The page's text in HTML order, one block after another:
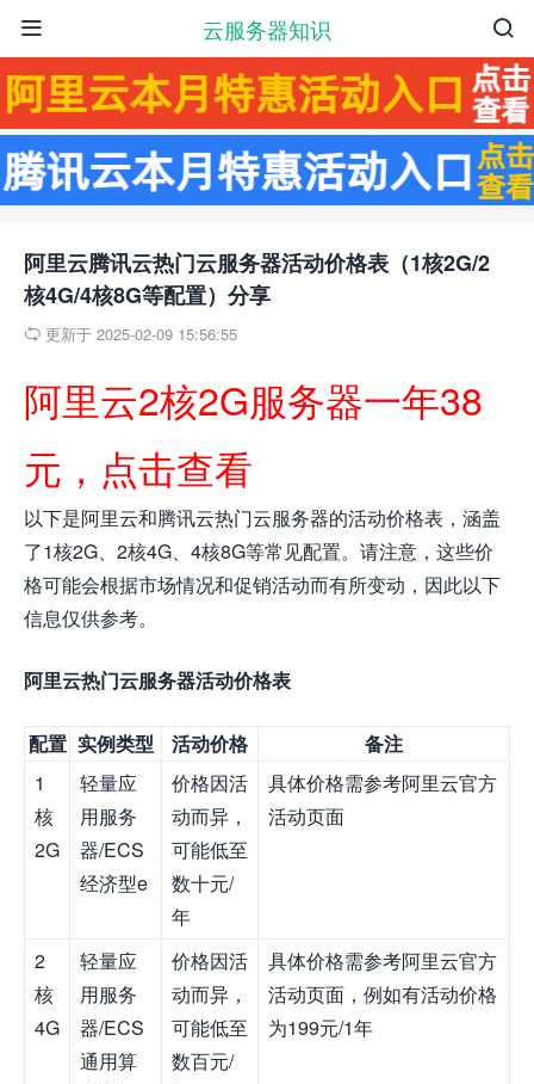
云服务器知识 

阿里云腾讯云热门云服务器活动价格表（1核2G/2
核4G/4核8G等配置）分享
 更新于 2025-02-09 15:56:55
阿里云2核2G服务器一年38
元，点击查看
以下是阿里云和腾讯云热门云服务器的活动价格表，涵盖
了1核2G、2核4G、4核8G等常见配置。请注意，这些价
格可能会根据市场情况和促销活动而有所变动，因此以下
信息仅供参考。
阿里云热门云服务器活动价格表
配置 实例类型 活动价格
备注
1
核
2G
轻量应
用服务
器/ECS
经济型e
价格因活
动而异，
可能低至
数十元/
年
具体价格需参考阿里云官方
活动页面
2
核
4G
轻量应
用服务
器/ECS
通用算
价格因活
动而异，
可能低至
数百元/
具体价格需参考阿里云官方
活动页面，例如有活动价格
为199元/1年